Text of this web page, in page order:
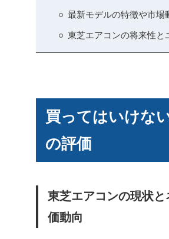
最新モデルの特徴や市場
東芝エアコンの将来性と
買ってはいけな
の評価
東芝エアコンの現状
価動向